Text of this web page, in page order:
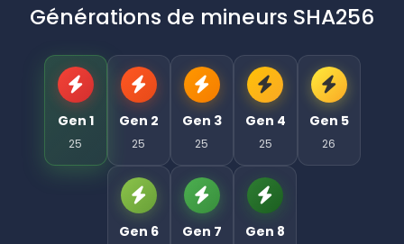
Générations de mineurs SHA256
Gen 1
25
Gen 2
25
Gen 3
25
Gen 4
25
Gen 5
26
Gen 6 Gen 7 Gen 8